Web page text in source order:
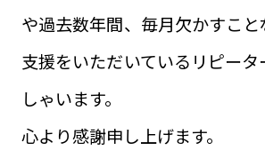
や過去数年間、毎月欠かすこ
支援をいただいているリピータ
しゃいます。
心より感謝申し上げます。